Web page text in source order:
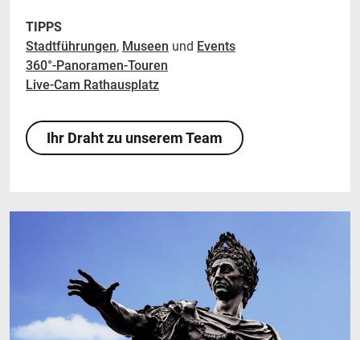
TIPPS
Stadtführungen, Museen und Events
360°-Panoramen-Touren
Live-Cam Rathausplatz
Ihr Draht zu unserem Team